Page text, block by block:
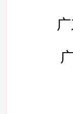
广
广